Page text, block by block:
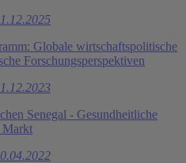
Globale wirtschaftspolitische
Forschungsperspektiven
Senegal - Gesundheitliche
Markt